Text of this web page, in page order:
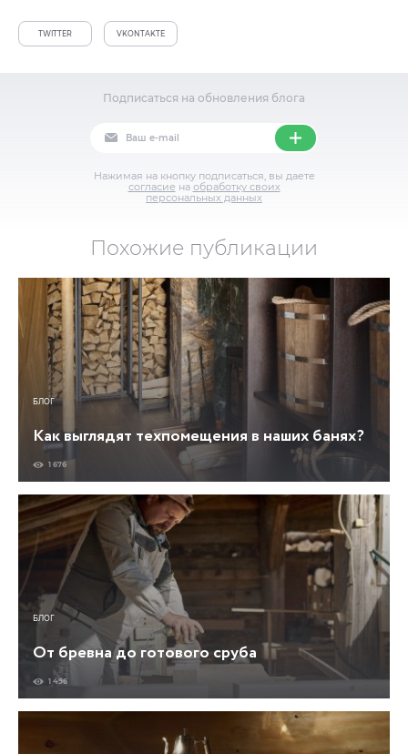
TWITTER VKONTAKTE
Подписаться на обновления блога
Нажимая на кнопку подписаться, вы даете
согласие на обработку своих
персональных данных
Похожие публикации
БЛОГ
Как выглядят техпомещения в наших банях?
1 676
БЛОГ
От бревна до готового сруба
1 496